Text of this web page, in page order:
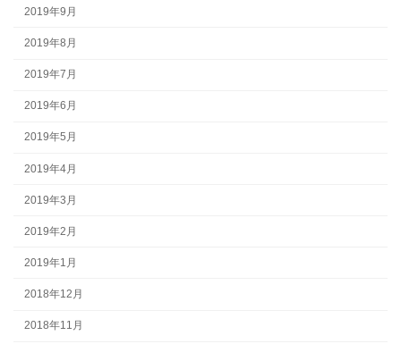
2019年9月
2019年8月
2019年7月
2019年6月
2019年5月
2019年4月
2019年3月
2019年2月
2019年1月
2018年12月
2018年11月